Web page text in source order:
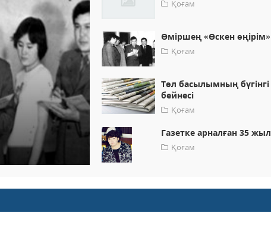
Қоғам
Өміршең «Өскен өңірім»
Қоғам
Төл басылымның бүгінгі
бейнесі
Қоғам
Газетке арналған 35 жыл
Қоғам